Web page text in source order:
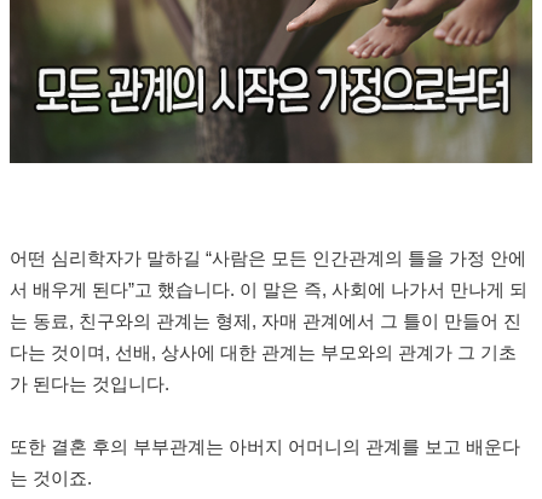
어떤 심리학자가 말하길 “사람은 모든 인간관계의 틀을 가정 안에
서 배우게 된다”고 했습니다. 이 말은 즉, 사회에 나가서 만나게 되
는 동료, 친구와의 관계는 형제 , 자매 관계에서 그 틀이 만들어 진
다는 것이며 , 선배 , 상사에 대한 관계는 부모와의 관계가 그 기초
가 된다는 것입니다.
또한 결혼 후의 부부관계는 아버지 어머니의 관계를 보고 배운다
는 것이죠.